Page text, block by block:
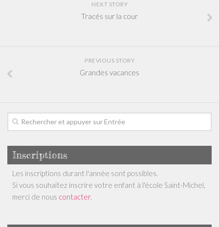
NEXT STORY
Tracés sur la cour
PREVIOUS STORY
Grandes vacances
Inscriptions
Les inscriptions durant l'année sont possibles.
Si vous souhaitez inscrire votre enfant à l'école Saint-Michel,
merci de nous contacter.